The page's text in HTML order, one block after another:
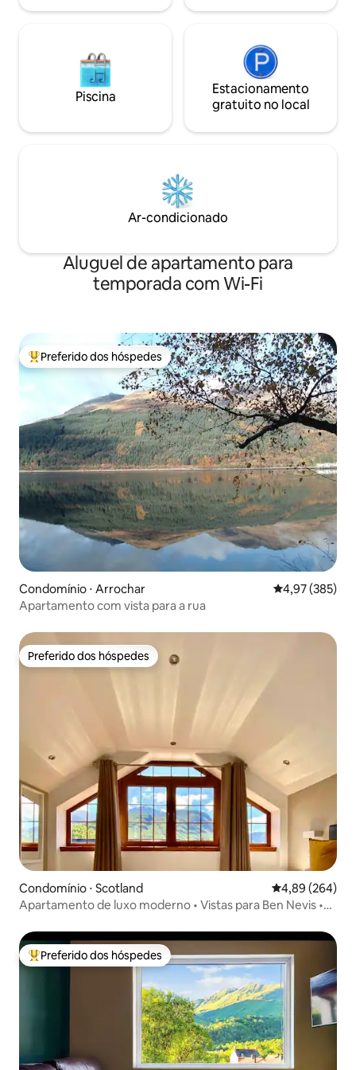
Piscina
Estacionamento
gratuito no local
Ar-condicionado
Aluguel de apartamento para
temporada com Wi-Fi
Entre os melhores preferidos dos hóspedes
Preferido dos hóspedes
Condomínio ⋅ Arrochar 4,97 de uma
4,97 (385)
Apartamento com vista para a rua
Preferido dos hóspedes
Preferido dos hóspedes
Condomínio ⋅ Scotland 4,89 de uma
4,89 (264)
Apartamento de luxo moderno • Vistas para Ben Nevis •
Entre os melhores preferidos dos hóspedes
Preferido dos hóspedes